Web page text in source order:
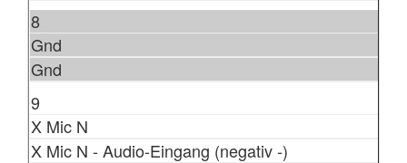
8
Gnd
Gnd
9
X Mic N
X Mic N - Audio-Eingang (negativ -)